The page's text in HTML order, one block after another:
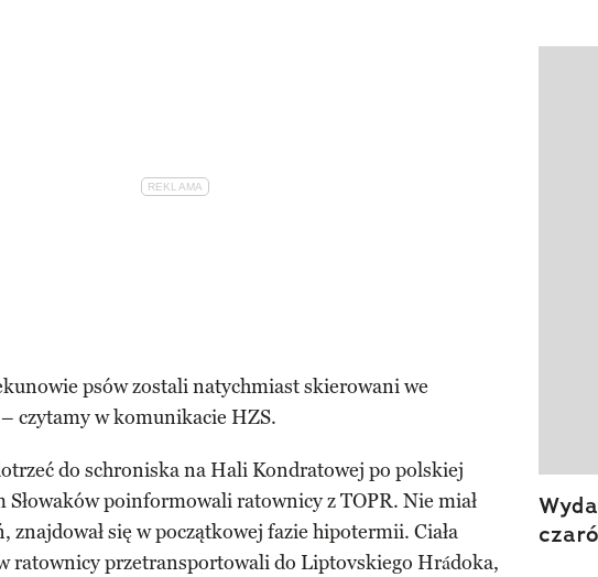
psów zostali natychmiast skierowani we
czytamy w komunikacie HZS.
do schroniska na Hali Kondratowej po polskiej
Słowaków poinformowali ratownicy z TOPR. Nie miał
znajdował się w początkowej fazie hipotermii. Ciała
ratownicy przetransportowali do Liptovskiego Hrádoka,